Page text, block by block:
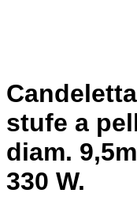
stufe a
diam.
330 W.